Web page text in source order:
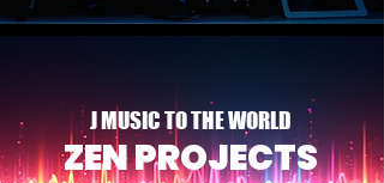
J MUSIC TO THE WORLD
ZEN PROJECTS